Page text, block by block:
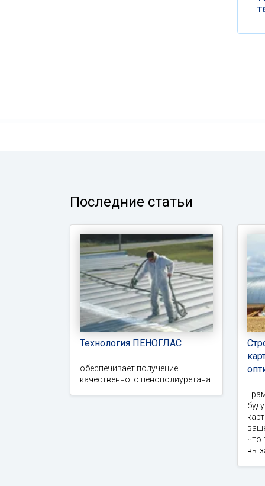
Последние статьи
Технология ПЕНОГЛАС
обеспечивает получение
качественного пенополиуретана
что
вы